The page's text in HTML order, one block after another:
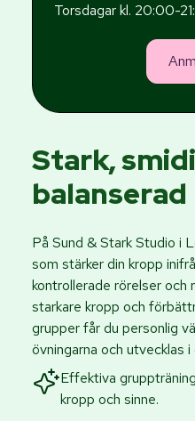
Torsdagar kl. 20:00-
Stark,
balanserad
På Sund & Stark Studio i
som stärker din kropp
kontrollerade rörelser och
starkare kropp och
grupper får du personlig
övningarna och utvecklas
Effektiva
kropp och sinne.